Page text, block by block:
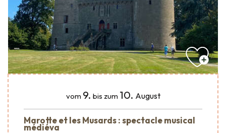
vom 9. bis zum 10. August
Marotte et les Musards : spectacle musical
médiéva